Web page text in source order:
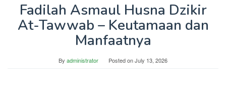
Fadilah Asmaul Husna Dzikir
At-Tawwab – Keutamaan dan
Manfaatnya
By administrator Posted onJuly 13, 2026